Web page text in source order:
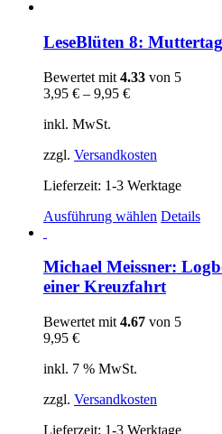
mehrere
Varianten
auf.
Die
gewählt
LeseBlüten 8:
Bewertet mit 4.33 von 5
3,95 € – 9,95 €
inkl. MwSt.
zzgl. Versandkosten
Lieferzeit: 1-3 Werktage
Ausführung wählen Dieses
mehrere
Varianten
auf.
Optionen
werden
Details
Michael Meissner:
einer Kreuzfahrt
Bewertet mit 4.67 von 5
9,95 €
inkl. 7 % MwSt.
zzgl. Versandkosten
Lieferzeit: 1-3 Werktage